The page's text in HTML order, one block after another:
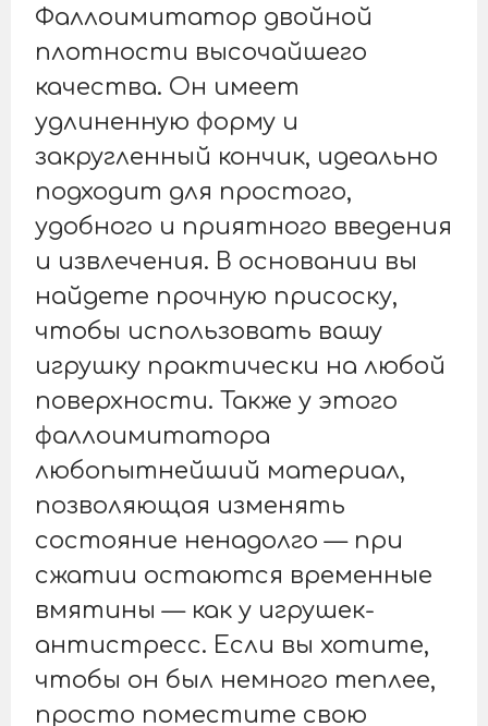
Фаллоимитатор двойной
плотности высочайшего
качества. Он имеет
удлиненную форму и
закругленный кончик, идеально
подходит для простого,
удобного и приятного введения
и извлечения. В основании вы
найдете прочную присоску,
чтобы использовать вашу
игрушку практически на любой
поверхности. Также у этого
фаллоимитатора
любопытнейший материал,
позволяющая изменять
состояние ненадолго — при
сжатии остаются временные
вмятины — как у игрушек-
антистресс. Если вы хотите,
чтобы он был немного теплее,
просто поместите свою